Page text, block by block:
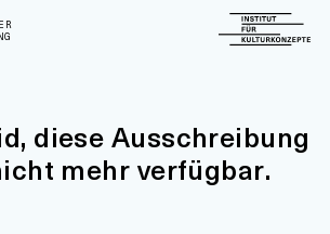
diese Ausschreibung
mehr verfügbar.